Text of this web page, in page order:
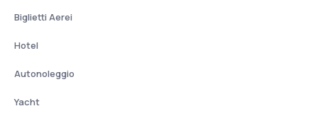
Biglietti Aerei
Hotel
Autonoleggio
Yacht